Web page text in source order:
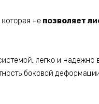
не позволяет
легко и надежно
боковой